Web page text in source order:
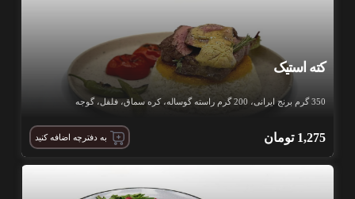
کته استیک
350 گرم برنج ایرانی، 200 گرم راسته گوساله، کره سماق، فلفل، گوجه
1,275 تومان به دفترچه اضافه کنید